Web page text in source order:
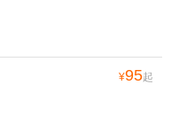
¥95起